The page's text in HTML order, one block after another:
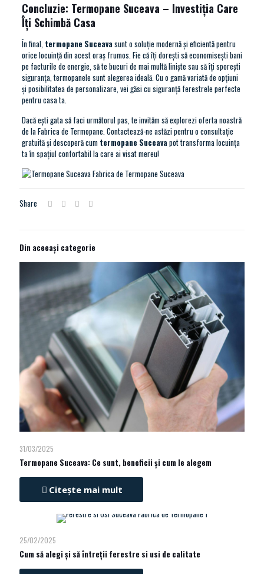
Concluzie: Termopane Suceava – Investiția Care
Îți Schimbă Casa
În final, termopane Suceavasunt o soluție modernă și eficientă pentru
orice locuință din acest oraș frumos. Fie că îți dorești să economisești bani
pe facturile de energie, să te bucuri de mai multă liniște sau să îți sporești
siguranța, termopanele sunt alegerea ideală. Cu o gamă variată de opțiuni
și posibilitatea de personalizare, vei găsi cu siguranță ferestrele perfecte
pentru casa ta.
Dacă ești gata să faci următorul pas, te invităm să explorezi oferta noastră
de laFabrica de Termopane. Contactează-ne astăzi pentru o consultație
gratuită și descoperă cum termopane Suceavapot transforma locuința
ta în spațiul confortabil la care ai visat mereu!
Share
Din aceeași categorie
31/03/2025
Termopane Suceava: Ce sunt, beneficii și cum le alegem
Citește mai mult
25/02/2025
Cum să alegi și să întreții ferestre si usi de calitate